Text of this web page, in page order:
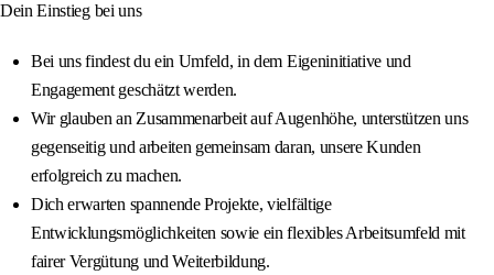
Dein Einstieg bei uns
Bei uns findest du ein Umfeld, in dem Eigeninitiative und
Engagement geschätzt werden.
Wir glauben an Zusammenarbeit auf Augenhöhe, unterstützen uns
gegenseitig und arbeiten gemeinsam daran, unsere Kunden
erfolgreich zu machen.
Dich erwarten spannende Projekte, vielfältige
Entwicklungsmöglichkeiten sowie ein flexibles Arbeitsumfeld mit
fairer Vergütung und Weiterbildung.